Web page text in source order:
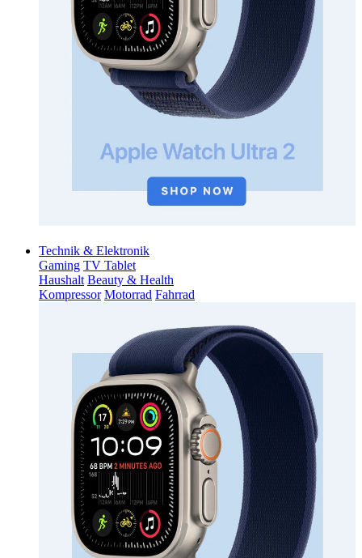
Technik & Elektronik
Gaming TV Tablet
Haushalt Beauty & Health
Kompressor Motorrad Fahrrad